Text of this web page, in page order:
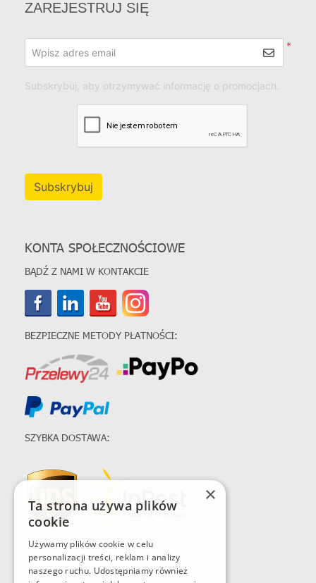
ZAREJESTRUJ SIĘ
*
Wpisz adres email
Subskrybuj, aby otrzymywać informację o promocjach.
Subskrybuj
KONTA SPOŁECZNOŚCIOWE
BĄDŹ Z NAMI W KONTAKCIE
BEZPIECZNE METODY PŁATNOŚCI:
SZYBKA DOSTAWA:
×
Ta strona używa plików
cookie
Używamy plików cookie w celu
personalizacji treści, reklam i analizy
naszego ruchu. Udostępniamy również